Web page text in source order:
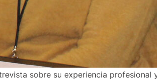
sobre su experiencia profesional